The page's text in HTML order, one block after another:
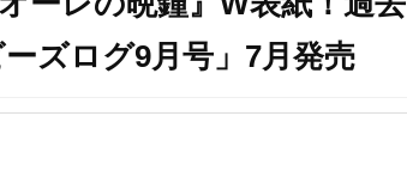
ズログ9月号」7月発売